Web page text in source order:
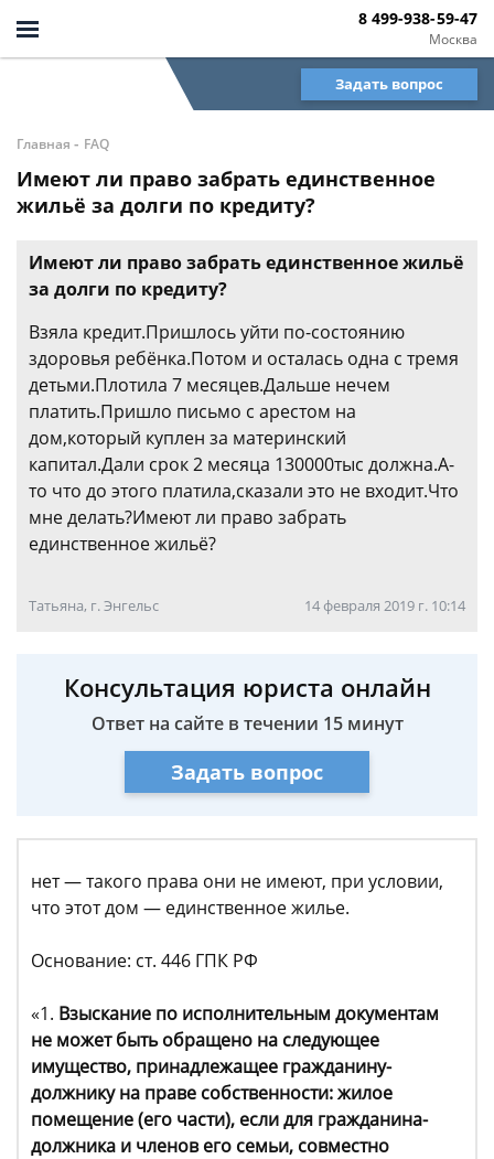
Москва
8 499-938-59-47
Задать вопрос
Главная - FAQ
Имеют ли право забрать единственное
жильё за долги по кредиту?
Имеют ли право забрать единственное жильё
за долги по кредиту?
Взяла кредит.Пришлось уйти по-состоянию
здоровья ребёнка.Потом и осталась одна с тремя
детьми.Плотила 7 месяцев.Дальше нечем
платить.Пришло письмо с арестом на
дом,который куплен за материнский
капитал.Дали срок 2 месяца 130000тыс должна.А-
то что до этого платила,сказали это не входит.Что
мне делать?Имеют ли право забрать
единственное жильё?
Татьяна, г. Энгельс 14 февраля 2019 г. 10:14
Консультация юриста онлайн
Ответ на сайте в течении 15 минут
Задать вопрос
нет — такого права они не имеют, при условии,
что этот дом — единственное жилье.
Основание: ст. 446 ГПК РФ
«1. Взыскание по исполнительным документам
не может быть обращено на следующее
имущество, принадлежащее гражданину-
должнику на праве собственности:жилое
помещение (его части), если для гражданина-
должника и членов его семьи, совместно